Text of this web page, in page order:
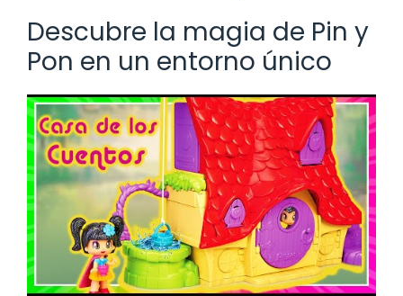
Descubre la magia de Pin y
Pon en un entorno único